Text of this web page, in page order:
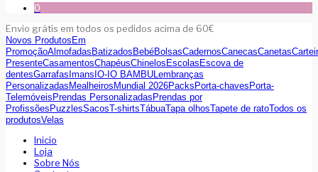
0
Envio grátis em todos os pedidos acima de 60€
Novos ProdutosEm
PromoçãoAlmofadasBatizadosBebéBolsasCadernosCanecasCanetas
PresenteCasamentosChapéusChinelosEscolasEscova de
dentesGarrafasImansIO-IO BAMBULembranças
PersonalizadasMealheirosMundial 2026PacksPorta-chavesPorta-
TelemóveisPrendas PersonalizadasPrendas por
ProfissõesPuzzlesSacosT-shirtsTábuaTapa olhosTapete de ratoTodos os
produtosVelas
Inicio
Loja
Sobre Nós